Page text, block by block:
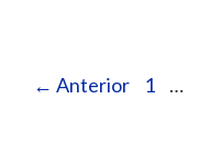
← Anterior 1 …